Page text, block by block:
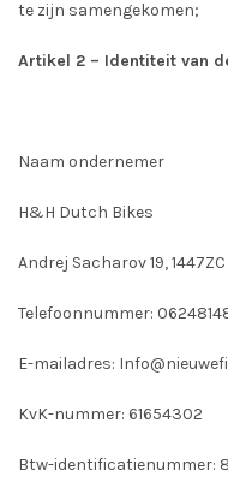
te zijn samengekomen;
Artikel 2 – Identiteit van
Naam ondernemer
H&H Dutch Bikes
Andrej Sacharov 19,
Telefoonnummer:
E-mailadres:
KvK-nummer: 61654302
Btw-identificatienummer: